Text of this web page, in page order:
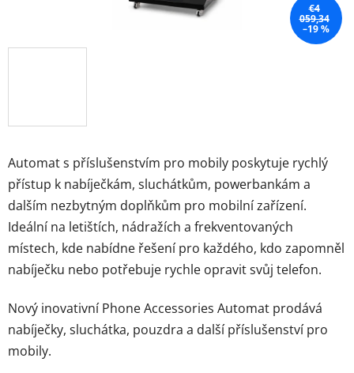
Automat s příslušenstvím pro mobily poskytuje rychlý
přístup k nabíječkám, sluchátkům, powerbankám a
dalším nezbytným doplňkům pro mobilní zařízení.
Ideální na letištích, nádražích a frekventovaných
místech, kde nabídne řešení pro každého, kdo zapomněl
nabíječku nebo potřebuje rychle opravit svůj telefon.
Nový inovativníPhone Accessories Automat prodává
nabíječky, sluchátka, pouzdra a další příslušenství pro
mobily.
€4
059,34
–19 %